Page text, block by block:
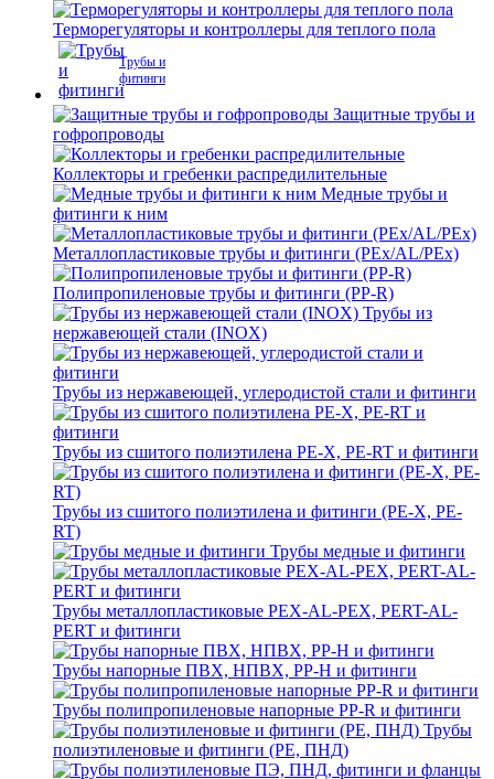
Терморегуляторы и контроллеры для теплого пола
Трубы и
фитинги
Защитные трубы и
гофропроводы
Коллекторы и гребенки распредилительные
Медные трубы и
фитинги к ним
Металлопластиковые трубы и фитинги (PEx/AL/PEx)
Полипропиленовые трубы и фитинги (PP-R)
Трубы из
нержавеющей стали (INOX)
Трубы из нержавеющей, углеродистой стали и фитинги
Трубы из сшитого полиэтилена PE-X, PE-RT и фитинги
Трубы из сшитого полиэтилена и фитинги (PE-X, PE-
RT)
Трубы медные и фитинги
Трубы металлопластиковые PEX-AL-PEX, PERT-AL-
PERT и фитинги
Трубы напорные ПВХ, НПВХ, PP-H и фитинги
Трубы полипропиленовые напорные PP-R и фитинги
Трубы
полиэтиленовые и фитинги (PE, ПНД)